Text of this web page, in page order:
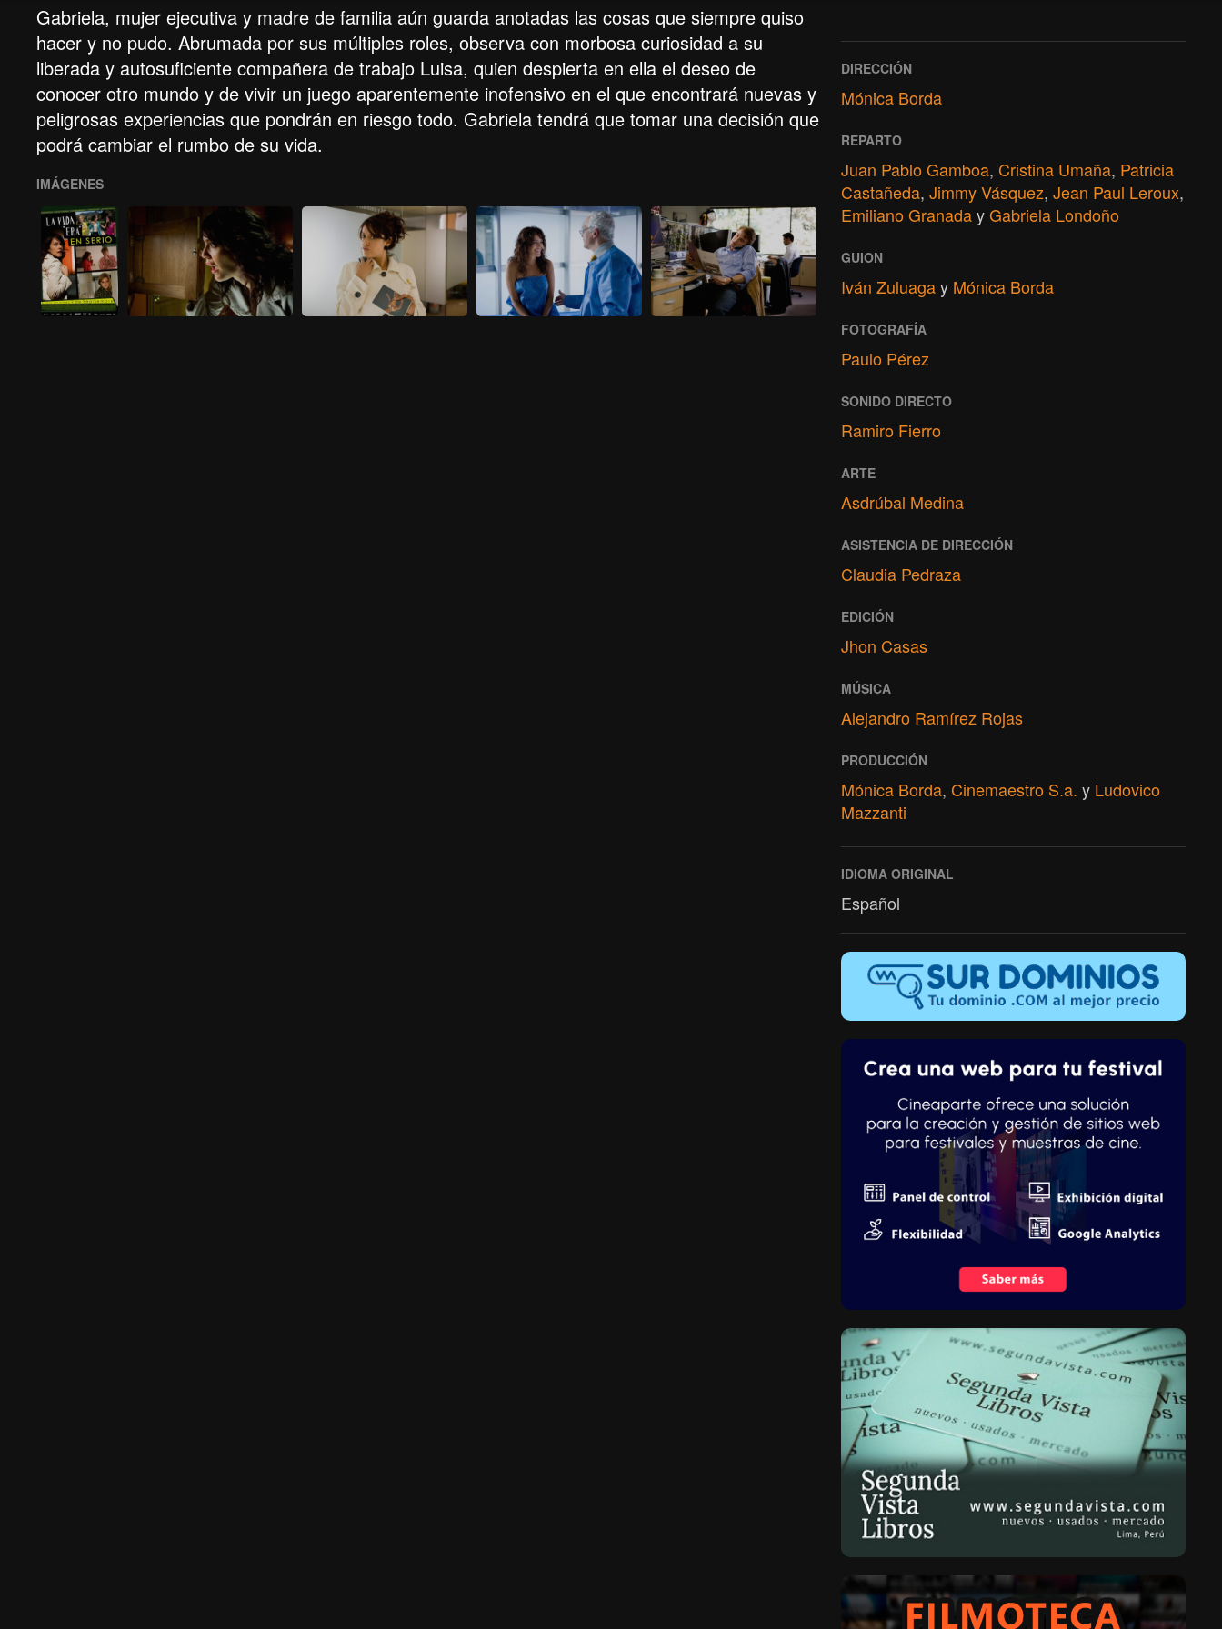
Gabriela, mujer ejecutiva y madre de familia aún guarda anotadas las cosas que siempre quiso
hacer y no pudo. Abrumada por sus múltiples roles, observa con morbosa curiosidad a su
liberada y autosuficiente compañera de trabajo Luisa, quien despierta en ella el deseo de
conocer otro mundo y de vivir un juego aparentemente inofensivo en el que encontrará nuevas y
peligrosas experiencias que pondrán en riesgo todo. Gabriela tendrá que tomar una decisión que
podrá cambiar el rumbo de su vida.
IMÁGENES
DIRECCIÓN
Mónica Borda
REPARTO
Juan Pablo Gamboa, Cristina Umaña, Patricia
Castañeda, Jimmy Vásquez, Jean Paul Leroux,
Emiliano GranadayGabriela Londoño
GUION
Iván Zuluagay Mónica Borda
FOTOGRAFÍA
Paulo Pérez
SONIDO DIRECTO
Ramiro Fierro
ARTE
Asdrúbal Medina
ASISTENCIA DE DIRECCIÓN
Claudia Pedraza
EDICIÓN
Jhon Casas
MÚSICA
Alejandro Ramírez Rojas
PRODUCCIÓN
Mónica Borda, Cinemaestro S.a. y Ludovico
Mazzanti
IDIOMA ORIGINAL
Español